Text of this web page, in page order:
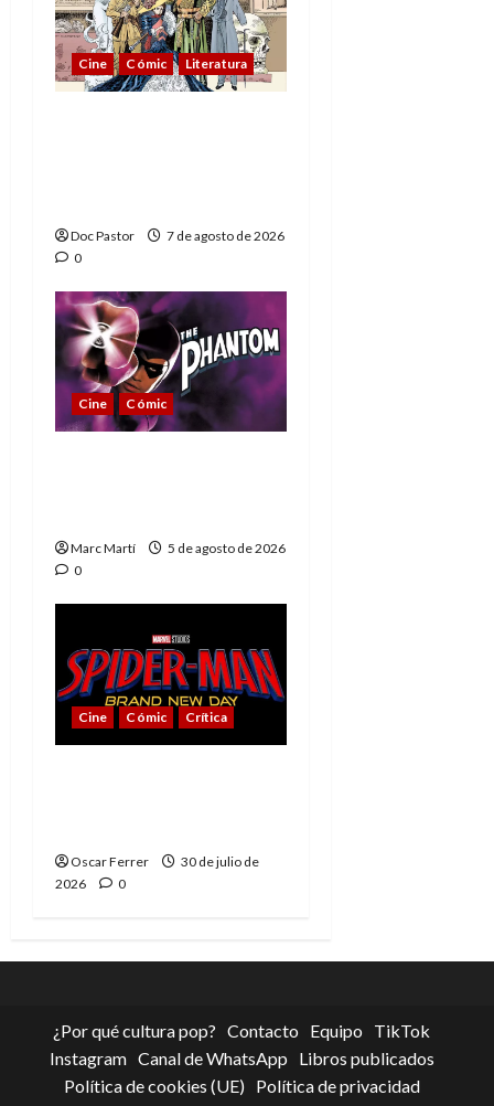
Cine Cómic Literatura
Doc Pastor
7 de agosto de 2026
0
Cine Cómic
Marc Martí
5 de agosto de 2026
0
Cine Cómic Crítica
Oscar Ferrer
30 de julio de
2026
0
¿Por qué cultura pop? Contacto Equipo
TikTok
Instagram Canal de WhatsApp
Libros publicados
Política de cookies (UE)
Política de privacidad